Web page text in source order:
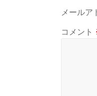
メールア
コメント